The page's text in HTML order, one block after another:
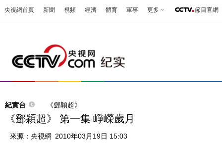
央視網首頁 新聞 視頻 經濟 體育 軍事 更多 節目官網
紀實台 《鄧穎超》
《鄧穎超》 第一集 崢嶸歲月
來源： 央視網 2010年03月19日 15:03